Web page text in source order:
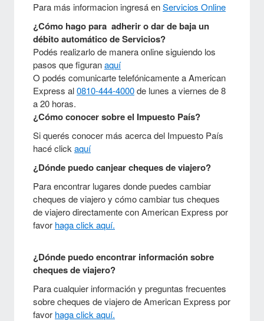
Para más informacion ingresá enServicios Online
¿Cómo hago para adherir o dar de baja un
débito automático de Servicios?
Podés realizarlo de manera online siguiendo los
pasos que figuranaquí
O podés comunicarte telefónicamente a American
Express al0810-444-4000de lunes a viernes de 8
a 20 horas.
¿Cómo conocer sobre el Impuesto País?
Si querés conocer más acerca del Impuesto País
hacé click aquí
¿Dónde puedo canjear cheques de viajero?
Para encontrar lugares donde puedes cambiar
cheques de viajero y cómo cambiar tus cheques
de viajero directamente con American Express por
favor haga click aquí.
¿Dónde puedo encontrar información sobre
cheques de viajero?
Para cualquier información y preguntas frecuentes
sobre cheques de viajero de American Express por
favor haga click aquí.